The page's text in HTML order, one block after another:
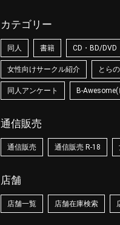
カテゴリー
同人 書籍 CD・BD/DVD
女性向けサークル紹介 とら
同人アンケート B-
通信販売
通信販売 通信販売 R-18
店舗
店舗一覧 店舗在庫検索